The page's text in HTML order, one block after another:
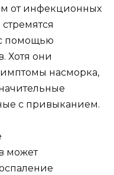
от инфекционных
помощью
Хотя они
насморка,
с привыканием.
может